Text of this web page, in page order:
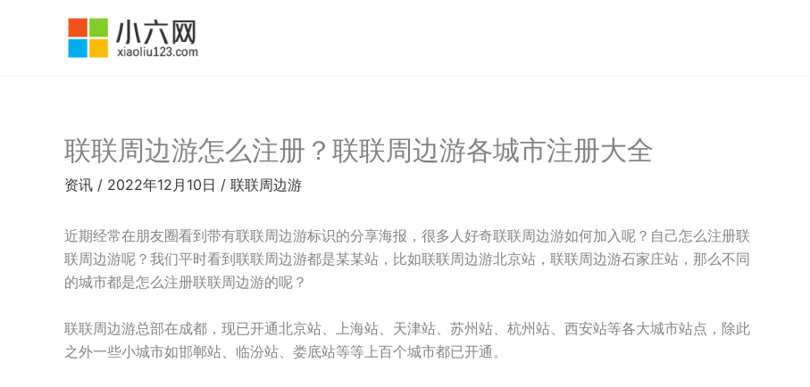
联联周边游怎么注册？联联周边游各城市注册大全
资讯 / 2022年12月10日 / 联联周边游
近期经常在朋友圈看到带有联联周边游标识的分享海报，很多人好奇联联周边游如何加入呢？自己怎么注册联
联周边游呢？我们平时看到联联周边游都是某某站，比如联联周边游北京站，联联周边游石家庄站，那么不同
的城市都是怎么注册联联周边游的呢？
联联周边游总部在成都，现已开通北京站、上海站、天津站、苏州站、杭州站、西安站等各大城市站点，除此
之外一些小城市如邯郸站、临汾站、娄底站等等上百个城市都已开通。